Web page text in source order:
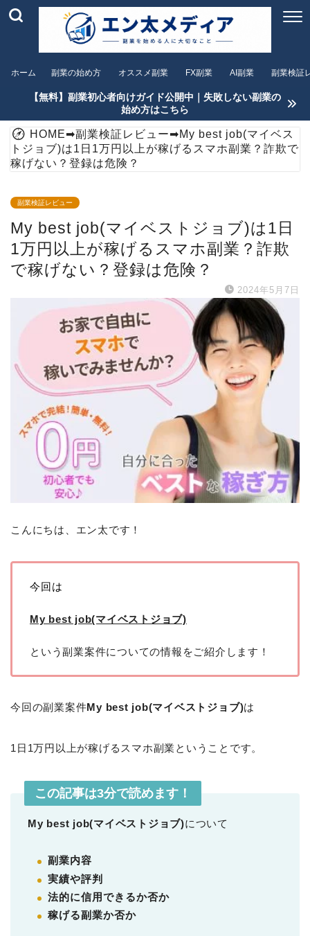
ホーム 副業の始め方 オススメ副業 FX副業 AI副業 副業検証
【無料】副業初心者向けガイド公開中｜失敗しない副業の
始め方はこちら
HOME➡副業検証レビュー➡My best job(マイベス
トジョブ)は1日1万円以上が稼げるスマホ副業？詐欺で
稼げない？登録は危険？
副業検証レビュー
My best job(マイベストジョブ)は1日
1万円以上が稼げるスマホ副業？詐欺
で稼げない？登録は危険？
2024年5月7日
こんにちは、エン太です！
今回は
My best job(マイベストジョブ)
という副業案件についての情報をご紹介します！
今回の副業案件My best job(マイベストジョブ)は
1日1万円以上が稼げるスマホ副業ということです。
この記事は3分で読めます！
My best job(マイベストジョブ)について
副業内容
実績や評判
法的に信用できるか否か
稼げる副業か否か